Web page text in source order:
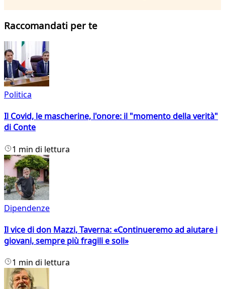
Raccomandati per te
Politica
Il Covid, le mascherine, l'onore: il "momento della verità"
di Conte
1 min di lettura
Dipendenze
Il vice di don Mazzi, Taverna: «Continueremo ad aiutare i
giovani, sempre più fragili e soli»
1 min di lettura